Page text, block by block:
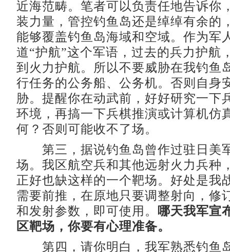
近海范畴。笔者可以负责任地告诉你
装力量，管控钓鱼岛还是绰绰有余的
能够覆盖钓鱼岛海域和空域。作为军
道“护航”这个军语，过去的兵力护航
到火力护航。所以不要威胁在我钓鱼
行任务的公务船、公务机。否则自身
胁。提醒你在动武前，好好研究一下
环境，再搞一下兵棋推演或计算机仿
何？否则可能收不了场。
第三，据说钓鱼岛曾作过驻日美
场。我区航空兵和其他远射火力兵种
正好也缺这样的一个靶场。好处是我
需要前推，在原地只要调整射向，修
和发射参数，即可使用。 哪天我军宣
区靶场，你要有心理准备。
第四，请你明白，我军熟悉钓鱼